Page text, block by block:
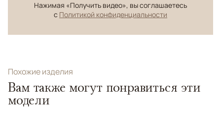
Нажимая «Получить видео», вы соглашаетесь
с Политикой конфиденциальности
Похожие изделия
Вам также могут понравиться эти
модели